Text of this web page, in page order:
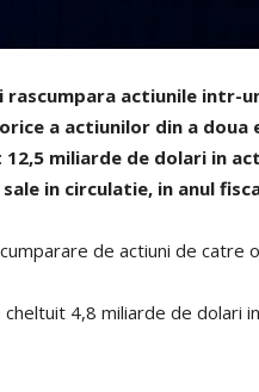
actiunile intr-
a actiunilor din a doua
miliarde de dolari in
in circulatie, in anul
de actiuni de catre
4,8 miliarde de dolari